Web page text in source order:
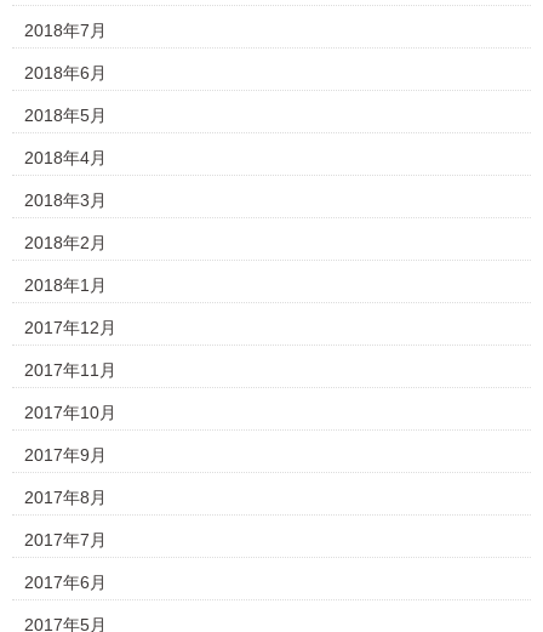
2018年7月
2018年6月
2018年5月
2018年4月
2018年3月
2018年2月
2018年1月
2017年12月
2017年11月
2017年10月
2017年9月
2017年8月
2017年7月
2017年6月
2017年5月